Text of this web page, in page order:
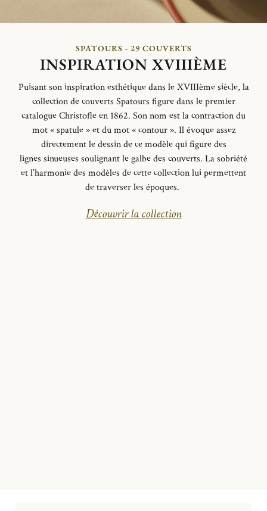
SPATOURS - 29 COUVERTS
INSPIRATION XVIIIÈME
Puisant son inspiration esthétique dans le XVIIIème siècle, la
collection de couverts Spatours figure dans le premier
catalogue Christofle en 1862. Son nom est la contraction du
mot « spatule » et du mot « contour ». Il évoque assez
directement le dessin de ce modèle qui figure des
lignes sinueuses soulignant le galbe des couverts. La sobriété
et l’harmonie des modèles de cette collection lui permettent
de traverser les époques.
Découvrir la collection